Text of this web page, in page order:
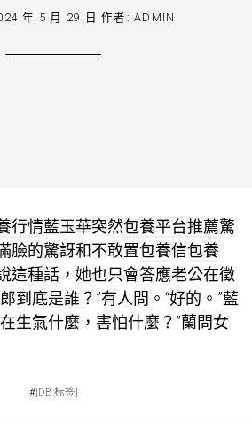
年 5 月 29 日 作者:ADMIN
行情藍玉華突然包養平台推薦驚
臉的驚訝和不敢置包養信包養
這種話，她也只會答應老公在徵
到底是誰？”有人問。“好的。”藍
生氣什麼，害怕什麼？”蘭問女
#[DB:标签]